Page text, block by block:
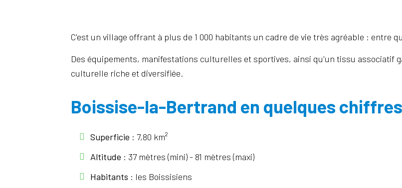
C'est un village offrant à plus de 1 000 habitants un cadre de vie très agréable : entre
Des équipements, manifestations culturelles et sportives, ainsi qu'un tissu associatif
culturelle riche et diversifiée.
Boissise-la-Bertrand en quelques chiffres
Superficie : 7,80 km²
Altitude : 37 mètres (mini) - 81 mètres (maxi)
Habitants : les Boissisiens